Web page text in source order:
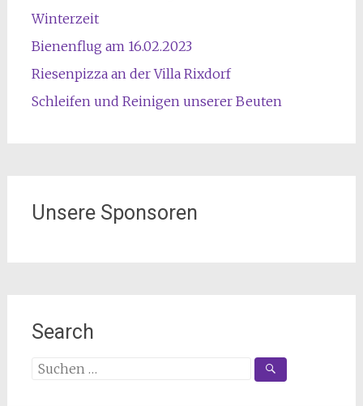
Winterzeit
Bienenflug am 16.02.2023
Riesenpizza an der Villa Rixdorf
Schleifen und Reinigen unserer Beuten
Unsere Sponsoren
Search
Suchen